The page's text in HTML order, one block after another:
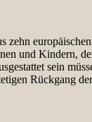
und Kindern,
sein
Rückgang